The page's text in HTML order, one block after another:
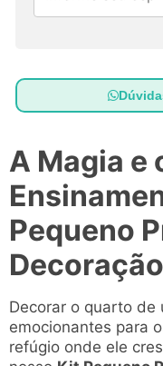
A Magia e
Pequeno
Decorar o quarto de
emocionantes para
refúgio onde ele